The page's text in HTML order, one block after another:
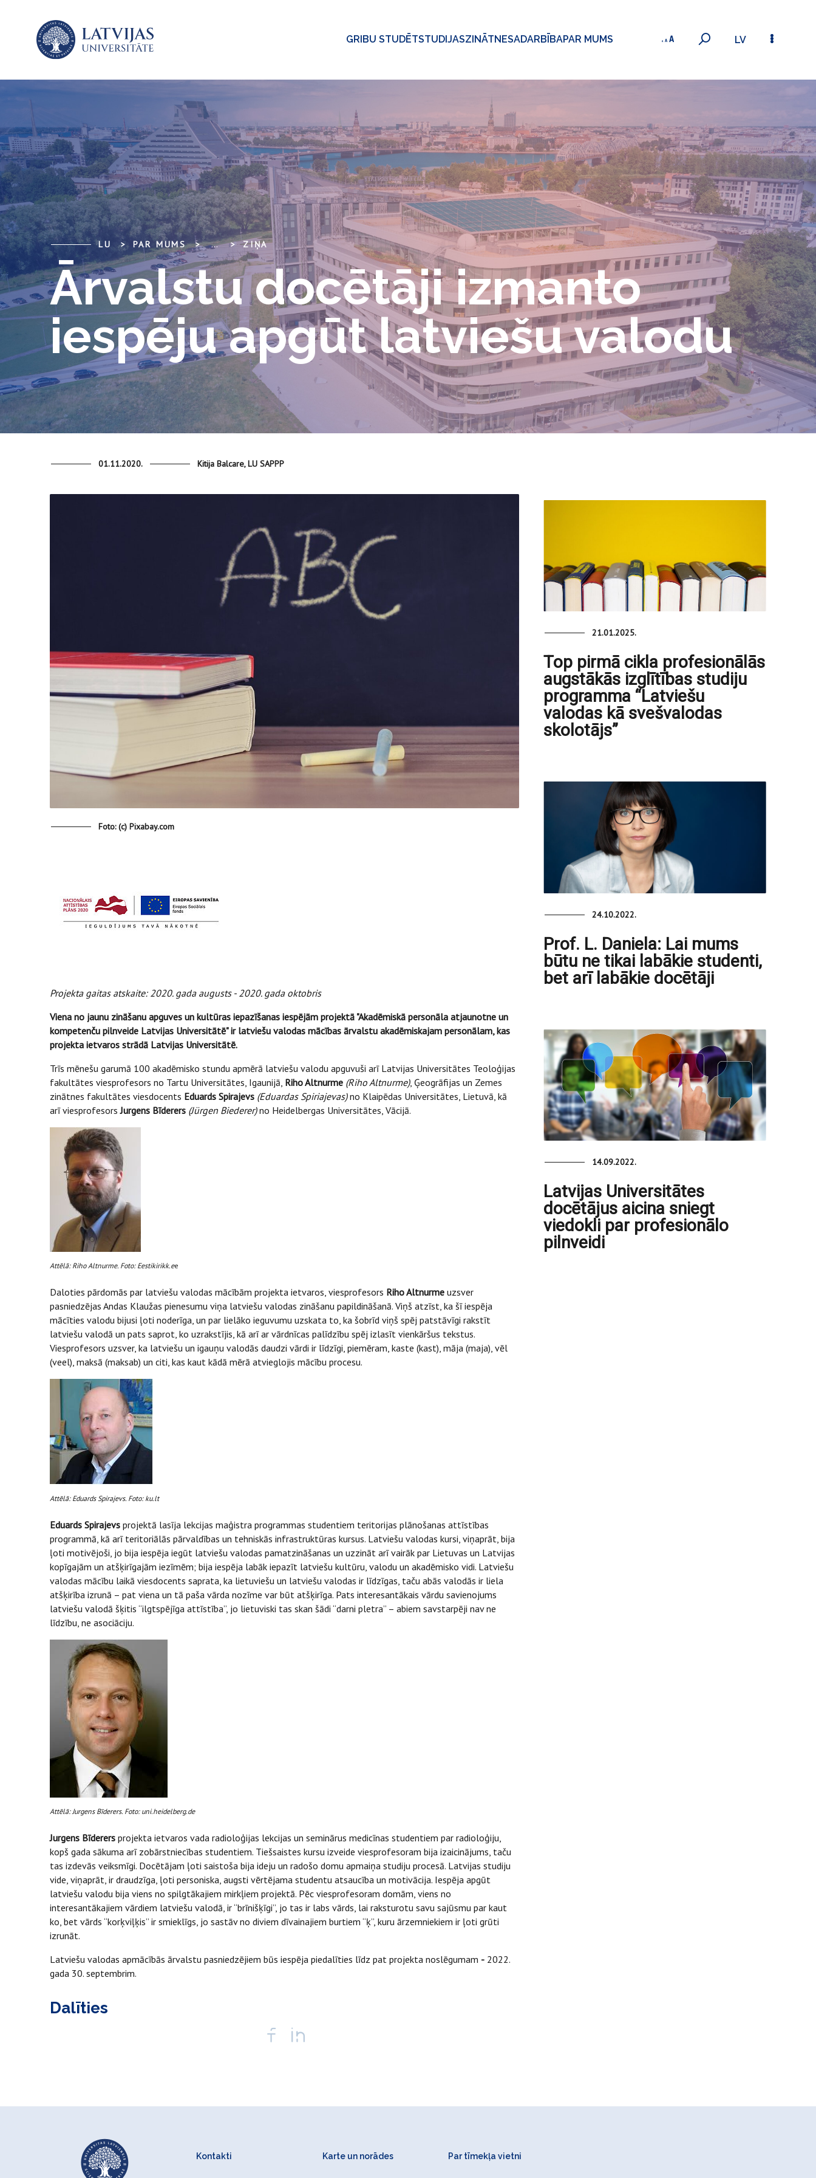
GRIBU STUDĒTSTUDIJASZINĀTNESADARBĪBAPAR MUMS LV
LU PAR MUMS ... ZIŅA
Ārvalstu docētāji izmanto
iespēju apgūt latviešu valodu
01.11.2020. Kitija Balcare, LU SAPPP
Foto: (c) Pixabay.com
Projekta gaitas atskaite: 2020. gada augusts - 2020. gada oktobris
Viena no jaunu zināšanu apguves un kultūras iepazīšanas iespējām projektā "Akadēmiskā personāla atjaunotne un
kompetenču pilnveide Latvijas Universitātē" ir latviešu valodas mācības ārvalstu akadēmiskajam personālam, kas
projekta ietvaros strādā Latvijas Universitātē.
Trīs mēnešu garumā 100 akadēmisko stundu apmērā latviešu valodu apguvuši arī Latvijas Universitātes Teoloģijas
fakultātes viesprofesors no Tartu Universitātes, Igaunijā, Riho Altnurme (Riho Altnurme), Ģeogrāfijas un Zemes
zinātnes fakultātes viesdocents Eduards Spirajevs (Eduardas Spiriajevas)no Klaipēdas Universitātes, Lietuvā, kā
arī viesprofesorsJurgens Bīderers (Jürgen Biederer)no Heidelbergas Universitātes, Vācijā.
Attēlā: Riho Altnurme. Foto: Eestikirikk.ee
Daloties pārdomās par latviešu valodas mācībām projekta ietvaros, viesprofesors Riho Altnurme uzsver
pasniedzējas Andas Klaužas pienesumu viņa latviešu valodas zināšanu papildināšanā. Viņš atzīst, ka šī iespēja
mācīties valodu bijusi ļoti noderīga, un par lielāko ieguvumu uzskata to, ka šobrīd viņš spēj patstāvīgi rakstīt
latviešu valodā un pats saprot, ko uzrakstījis, kā arī ar vārdnīcas palīdzību spēj izlasīt vienkāršus tekstus.
Viesprofesors uzsver, ka latviešu un igauņu valodās daudzi vārdi ir līdzīgi, piemēram, kaste (kast), māja (maja), vēl
(veel), maksā (maksab) un citi, kas kaut kādā mērā atvieglojis mācību procesu.
Attēlā: Eduards Spirajevs. Foto: ku.lt
Eduards Spirajevs projektā lasīja lekcijas maģistra programmas studentiem teritorijas plānošanas attīstības
programmā, kā arī teritoriālās pārvaldības un tehniskās infrastruktūras kursus. Latviešu valodas kursi, viņaprāt, bija
ļoti motivējoši, jo bija iespēja iegūt latviešu valodas pamatzināšanas un uzzināt arī vairāk par Lietuvas un Latvijas
kopīgajām un atšķirīgajām iezīmēm; bija iespēja labāk iepazīt latviešu kultūru, valodu un akadēmisko vidi. Latviešu
valodas mācību laikā viesdocents saprata, ka lietuviešu un latviešu valodas ir līdzīgas, taču abās valodās ir liela
atšķirība izrunā – pat viena un tā paša vārda nozīme var būt atšķirīga. Pats interesantākais vārdu savienojums
latviešu valodā šķitis “ilgtspējīga attīstība”, jo lietuviski tas skan šādi “darni pletra” – abiem savstarpēji nav ne
līdzību, ne asociāciju.
Attēlā: Jurgens Bīderers. Foto: uni.heidelberg.de
Jurgens Bīderers projekta ietvaros vada radioloģijas lekcijas un seminārus medicīnas studentiem par radioloģiju,
kopš gada sākuma arī zobārstniecības studentiem. Tiešsaistes kursu izveide viesprofesoram bija izaicinājums, taču
tas izdevās veiksmīgi. Docētājam ļoti saistoša bija ideju un radošo domu apmaiņa studiju procesā. Latvijas studiju
vide, viņaprāt, ir draudzīga, ļoti personiska, augsti vērtējama studentu atsaucība un motivācija. Iespēja apgūt
latviešu valodu bija viens no spilgtākajiem mirkļiem projektā. Pēc viesprofesoram domām, viens no
interesantākajiem vārdiem latviešu valodā, ir “brīnišķīgi”, jo tas ir labs vārds, lai raksturotu savu sajūsmu par kaut
ko, bet vārds “korķviļķis” ir smieklīgs, jo sastāv no diviem dīvainajiem burtiem “ķ”, kuru ārzemniekiem ir ļoti grūti
izrunāt.
Latviešu valodas apmācībās ārvalstu pasniedzējiem būs iespēja piedalīties līdz pat projekta noslēgumam - 2022.
gada 30. septembrim.
Dalīties
21.01.2025.
Top pirmā cikla profesionālās
augstākās izglītības studiju
programma “Latviešu
valodas kā svešvalodas
skolotājs”
24.10.2022.
Prof. L. Daniela: Lai mums
būtu ne tikai labākie studenti,
bet arī labākie docētāji
14.09.2022.
Latvijas Universitātes
docētājus aicina sniegt
viedokli par profesionālo
pilnveidi
Kontakti Karte un norādes Par tīmekļa vietni